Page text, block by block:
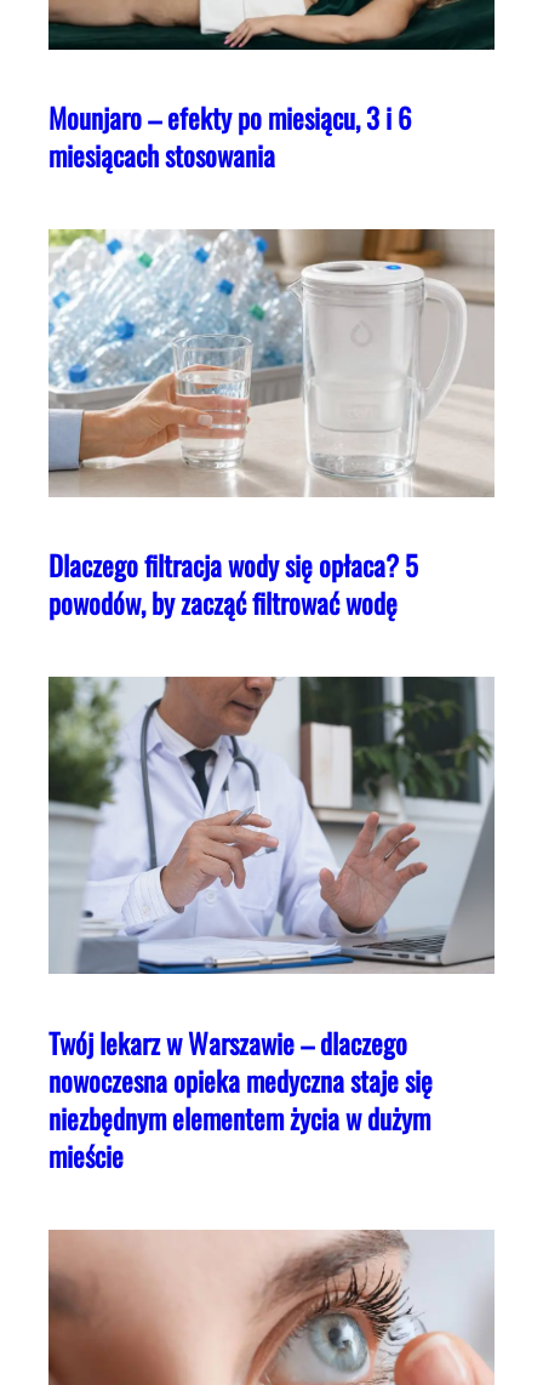
Mounjaro – efekty po miesiącu, 3 i 6
miesiącach stosowania
Dlaczego filtracja wody się opłaca? 5
powodów, by zacząć filtrować wodę
Twój lekarz w Warszawie – dlaczego
nowoczesna opieka medyczna staje się
niezbędnym elementem życia w dużym
mieście